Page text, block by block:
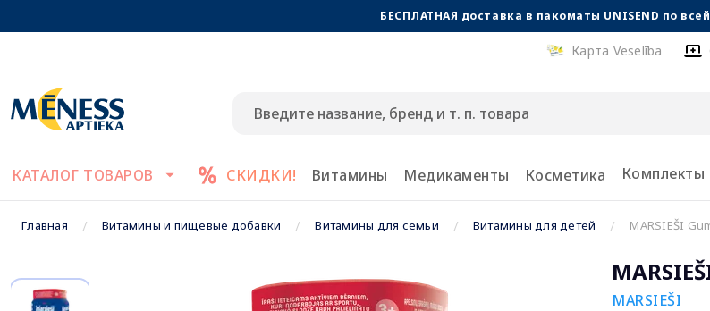
БЕСПЛАТНАЯ доставка в пакоматы UNISEND по
Карта Veselība
КАТАЛОГ ТОВАРОВ СКИДКИ! Витамины Медикаменты Косметика Комплекты
Главная Витамины и пищевые добавки Витамины для семьи Витамины для детей MARSIEŠI
MARSIEŠI